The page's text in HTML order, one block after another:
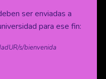
ser enviadas a
para ese fin:
s/bienvenida